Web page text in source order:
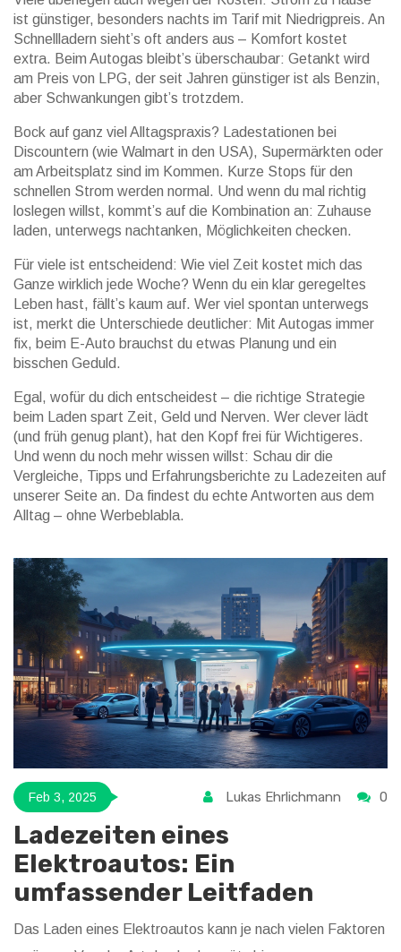
ist günstiger, besonders nachts im Tarif mit Niedrigpreis. An
Schnellladern sieht’s oft anders aus – Komfort kostet
extra. Beim Autogas bleibt’s überschaubar: Getankt wird
am Preis von LPG, der seit Jahren günstiger ist als Benzin,
aber Schwankungen gibt’s trotzdem.
Bock auf ganz viel Alltagspraxis? Ladestationen bei
Discountern (wie Walmart in den USA), Supermärkten oder
am Arbeitsplatz sind im Kommen. Kurze Stops für den
schnellen Strom werden normal. Und wenn du mal richtig
loslegen willst, kommt’s auf die Kombination an: Zuhause
laden, unterwegs nachtanken, Möglichkeiten checken.
Für viele ist entscheidend: Wie viel Zeit kostet mich das
Ganze wirklich jede Woche? Wenn du ein klar geregeltes
Leben hast, fällt’s kaum auf. Wer viel spontan unterwegs
ist, merkt die Unterschiede deutlicher: Mit Autogas immer
fix, beim E-Auto brauchst du etwas Planung und ein
bisschen Geduld.
Egal, wofür du dich entscheidest – die richtige Strategie
beim Laden spart Zeit, Geld und Nerven. Wer clever lädt
(und früh genug plant), hat den Kopf frei für Wichtigeres.
Und wenn du noch mehr wissen willst: Schau dir die
Vergleiche, Tipps und Erfahrungsberichte zu Ladezeiten auf
unserer Seite an. Da findest du echte Antworten aus dem
Alltag – ohne Werbeblabla.
Feb 3, 2025 Lukas Ehrlichmann 0
Ladezeiten eines
Elektroautos: Ein
umfassender Leitfaden
Das Laden eines Elektroautos kann je nach vielen Faktoren